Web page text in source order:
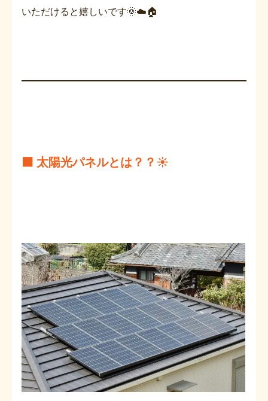
いただけると嬉しいです🌞☁️🏠
⬛ 太陽光パネルとは？？☀️